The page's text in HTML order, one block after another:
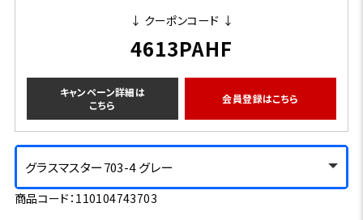
↓ クーポンコード ↓
4613PAHF
キャンペーン詳細は
こちら
会員登録はこちら
グラスマスター703-4 グレー
商品コード：110104743703